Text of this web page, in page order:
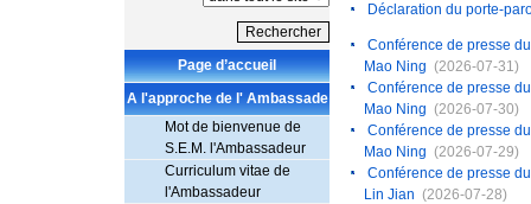
Page d’accueil
A l'approche de l' Ambassade
Mot de bienvenue de
S.E.M. l'Ambassadeur
Curriculum vitae de
l'Ambassadeur
Déclaration du porte-
​Conférence de presse
Mao Ning (2026-07-31)
Conférence de presse
Mao Ning (2026-07-30)
Conférence de presse
Mao Ning (2026-07-29)
Conférence de presse
Lin Jian (2026-07-28)